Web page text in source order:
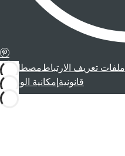
ملفات تعريف الارتباطمصطلحات
قانونية إمكانية الوصول